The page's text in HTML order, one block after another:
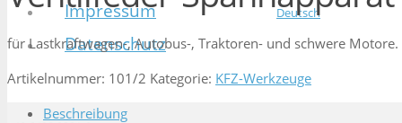
Deutsch
Impressum
Datenschutz
für Lastkraftwagen-, Autobus-, Traktoren- und schwere Motore.
Artikelnummer: 101/2 Kategorie: KFZ-Werkzeuge
Beschreibung